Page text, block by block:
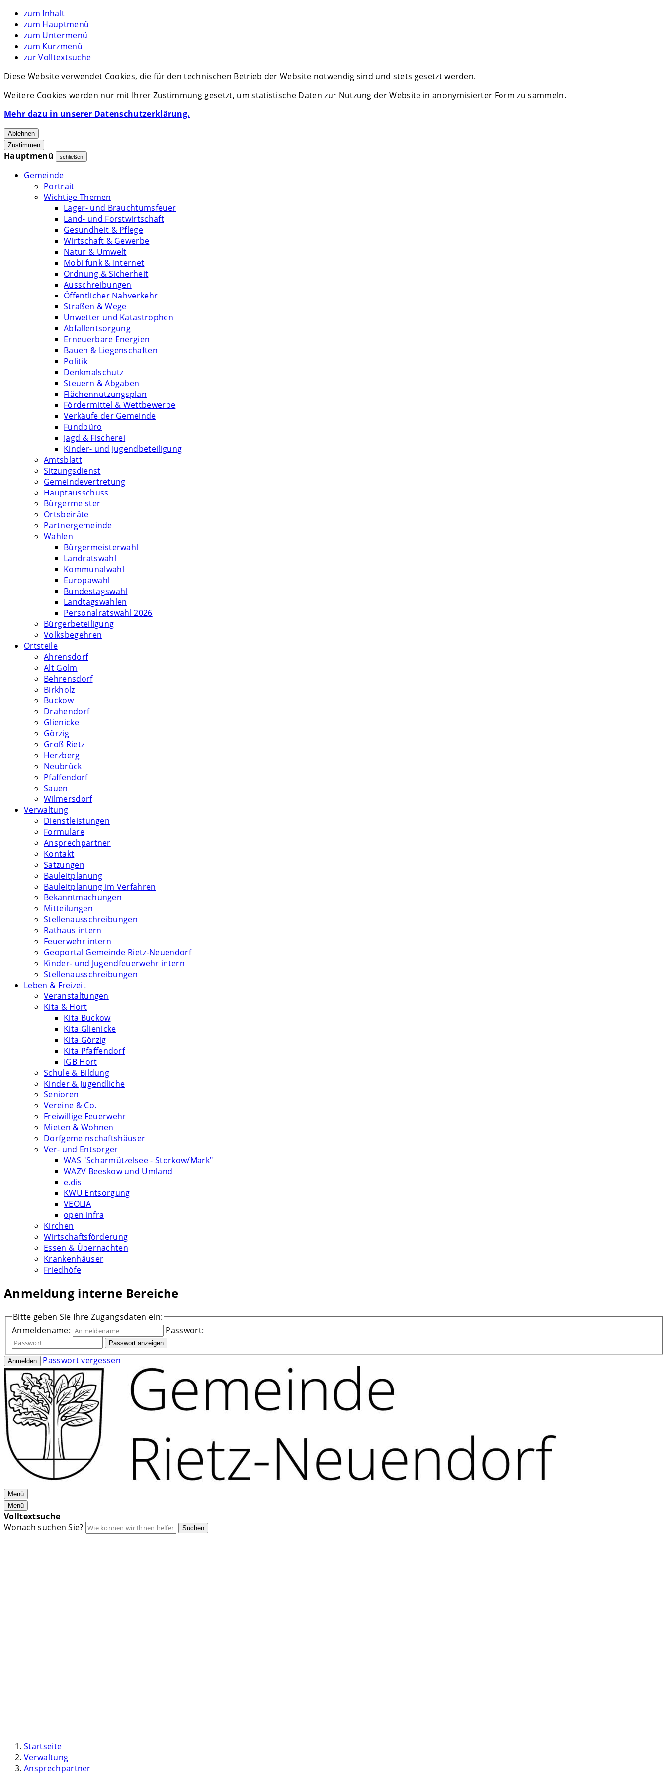
zum Inhalt
zum Hauptmenü
zum Untermenü
zum Kurzmenü
zur Volltextsuche
Diese Website verwendet Cookies, die für den technischen Betrieb der Website notwendig sind und stets gesetzt werden.
Weitere Cookies werden nur mit Ihrer Zustimmung gesetzt, um statistische Daten zur Nutzung der Website in anonymisierter Form zu sammeln.
Mehr dazu in unserer Datenschutzerklärung.
Ablehnen
Zustimmen
Hauptmenü schließen
Gemeinde
Portrait
Wichtige Themen
Lager- und Brauchtumsfeuer
Land- und Forstwirtschaft
Gesundheit & Pflege
Wirtschaft & Gewerbe
Natur & Umwelt
Mobilfunk & Internet
Ordnung & Sicherheit
Ausschreibungen
Öffentlicher Nahverkehr
Straßen & Wege
Unwetter und Katastrophen
Abfallentsorgung
Erneuerbare Energien
Bauen & Liegenschaften
Politik
Denkmalschutz
Steuern & Abgaben
Flächennutzungsplan
Fördermittel & Wettbewerbe
Verkäufe der Gemeinde
Fundbüro
Jagd & Fischerei
Kinder- und Jugendbeteiligung
Amtsblatt
Sitzungsdienst
Gemeindevertretung
Hauptausschuss
Bürgermeister
Ortsbeiräte
Partnergemeinde
Wahlen
Bürgermeisterwahl
Landratswahl
Kommunalwahl
Europawahl
Bundestagswahl
Landtagswahlen
Personalratswahl 2026
Bürgerbeteiligung
Volksbegehren
Ortsteile
Ahrensdorf
Alt Golm
Behrensdorf
Birkholz
Buckow
Drahendorf
Glienicke
Görzig
Groß Rietz
Herzberg
Neubrück
Pfaffendorf
Sauen
Wilmersdorf
Verwaltung
Dienstleistungen
Formulare
Ansprechpartner
Kontakt
Satzungen
Bauleitplanung
Bauleitplanung im Verfahren
Bekanntmachungen
Mitteilungen
Stellenausschreibungen
Rathaus intern
Feuerwehr intern
Geoportal Gemeinde Rietz-Neuendorf
Kinder- und Jugendfeuerwehr intern
Stellenausschreibungen
Leben & Freizeit
Veranstaltungen
Kita & Hort
Kita Buckow
Kita Glienicke
Kita Görzig
Kita Pfaffendorf
IGB Hort
Schule & Bildung
Kinder & Jugendliche
Senioren
Vereine & Co.
Freiwillige Feuerwehr
Mieten & Wohnen
Dorfgemeinschaftshäuser
Ver- und Entsorger
WAS "Scharmützelsee - Storkow/Mark"
WAZV Beeskow und Umland
e.dis
KWU Entsorgung
VEOLIA
open infra
Kirchen
Wirtschaftsförderung
Essen & Übernachten
Krankenhäuser
Friedhöfe
Anmeldung interne Bereiche
Bitte geben Sie Ihre Zugangsdaten ein:
Anmeldename:
Passwort:
Passwort anzeigen
Anmelden Passwort vergessen
Menü
Menü
Volltextsuche
Wonach suchen Sie?
Suchen
Startseite
Verwaltung
Ansprechpartner